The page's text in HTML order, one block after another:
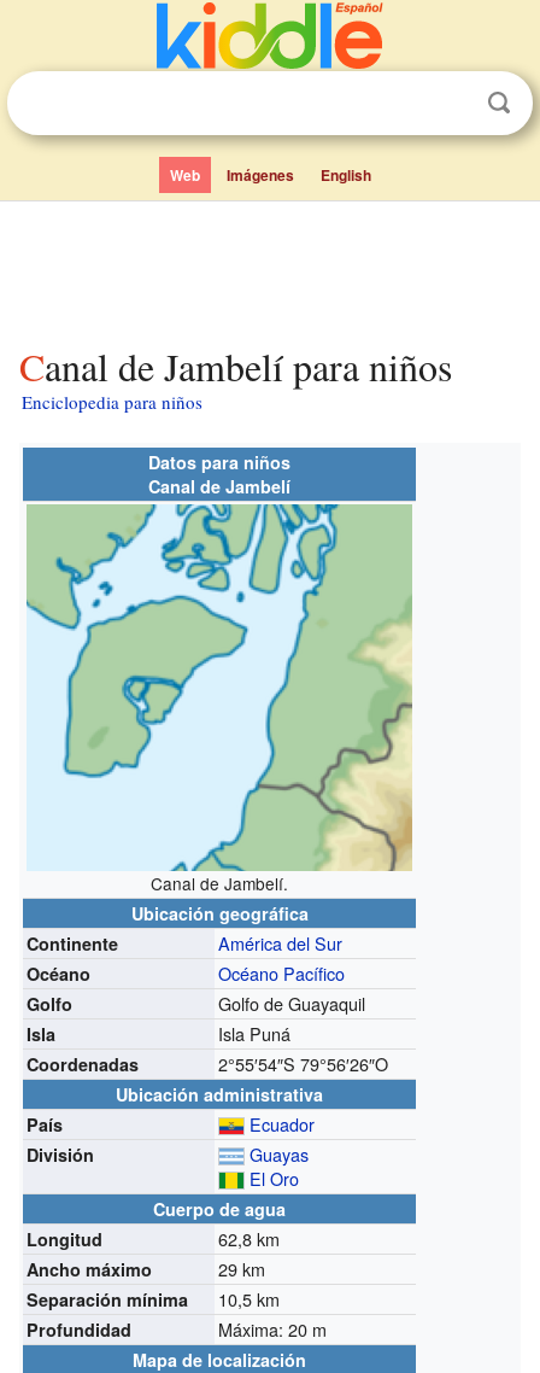
Web Imágenes English
Canal de Jambelí para niños
Enciclopedia para niños
Datos para niños
Canal de Jambelí
Canal de Jambelí.
Ubicación geográfica
Continente
América del Sur
Océano Océano Pacífico
Golfo Golfo de Guayaquil
Isla Isla Puná
Coordenadas 2°55′54″S 79°56′26″O
Ubicación administrativa
País
Ecuador
División
Guayas
El Oro
Cuerpo de agua
Longitud
62,8 km
Ancho máximo 29 km
Separación mínima 10,5 km
Profundidad Máxima: 20 m
Mapa de localización